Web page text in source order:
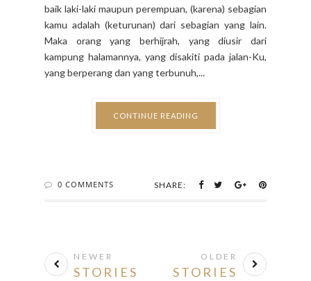
baik laki-laki maupun perempuan, (karena) sebagian
kamu adalah (keturunan) dari sebagian yang lain.
Maka orang yang berhijrah, yang diusir dari
kampung halamannya, yang disakiti pada jalan-Ku,
yang berperang dan yang terbunuh,...
CONTINUE READING
0 COMMENTS SHARE:
NEWER
STORIES
OLDER
STORIES